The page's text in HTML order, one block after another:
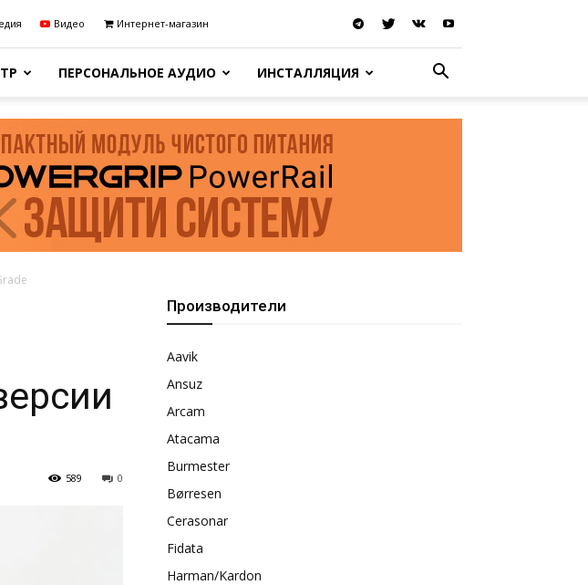
Видео Интернет-магазин
ПЕРСОНАЛЬНОЕ АУДИО ИНСТАЛЛЯЦИЯ
0
589
Производители
Aavik
Ansuz
Arcam
Atacama
Burmester
Børresen
Cerasonar
Fidata
Harman/Kardon